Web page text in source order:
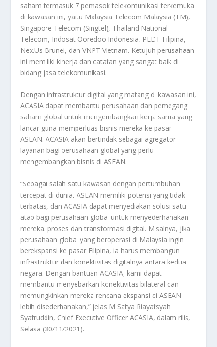
saham termasuk 7 pemasok telekomunikasi terkemuka
di kawasan ini, yaitu Malaysia Telecom Malaysia (TM),
Singapore Telecom (Singtel), Thailand National
Telecom, Indosat Ooredoo Indonesia, PLDT Filipina,
Nex.Us Brunei, dan VNPT Vietnam. Ketujuh perusahaan
ini memiliki kinerja dan catatan yang sangat baik di
bidang jasa telekomunikasi.
Dengan infrastruktur digital yang matang di kawasan ini,
ACASIA dapat membantu perusahaan dan pemegang
saham global untuk mengembangkan kerja sama yang
lancar guna memperluas bisnis mereka ke pasar
ASEAN. ACASIA akan bertindak sebagai agregator
layanan bagi perusahaan global yang perlu
mengembangkan bisnis di ASEAN.
“Sebagai salah satu kawasan dengan pertumbuhan
tercepat di dunia, ASEAN memiliki potensi yang tidak
terbatas, dan ACASIA dapat menyediakan solusi satu
atap bagi perusahaan global untuk menyederhanakan
mereka. proses dan transformasi digital. Misalnya, jika
perusahaan global yang beroperasi di Malaysia ingin
berekspansi ke pasar Filipina, ia harus membangun
infrastruktur dan konektivitas digitalnya antara kedua
negara. Dengan bantuan ACASIA, kami dapat
membantu menyebarkan konektivitas bilateral dan
memungkinkan mereka rencana ekspansi di ASEAN
lebih disederhanakan,” jelas M Satya Riayatsyah
Syafruddin, Chief Executive Officer ACASIA, dalam rilis,
Selasa (30/11/2021).